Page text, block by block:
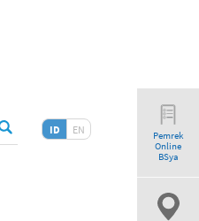
ID EN
Pemrek
Online
BSya